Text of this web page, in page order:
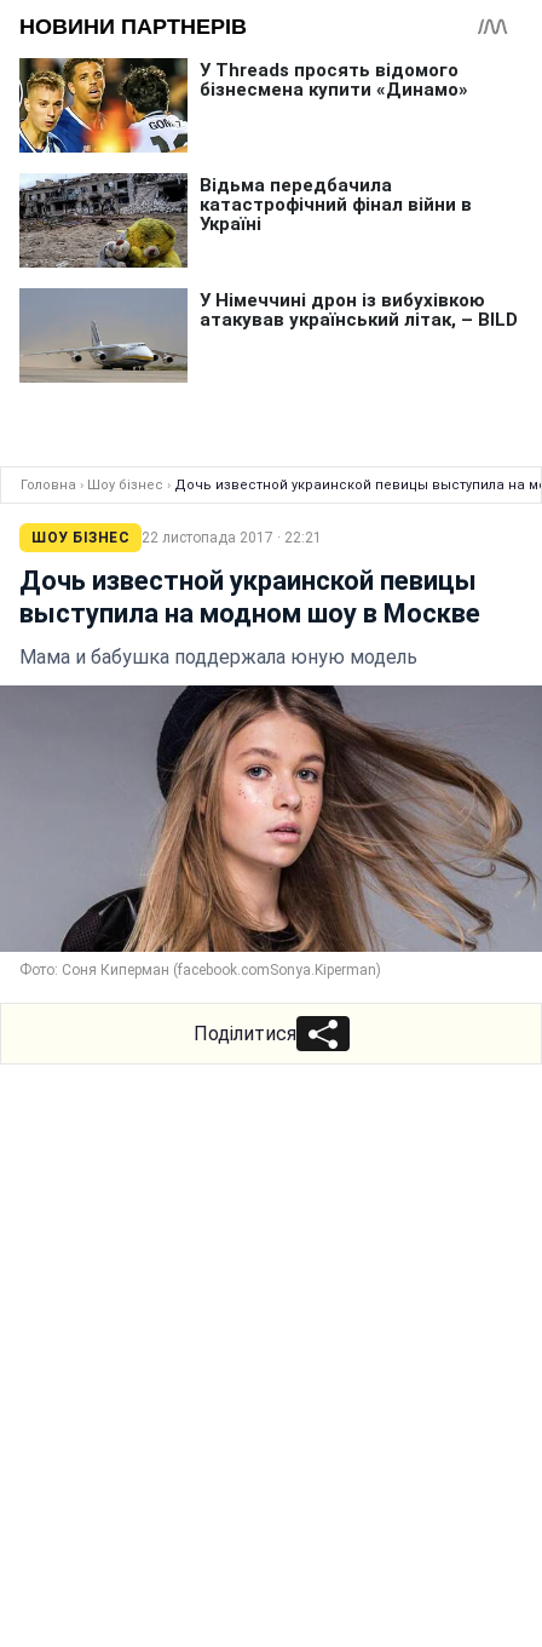
Головна › Шоу бізнес › Дочь известной украинской певицы выступила на
ШОУ БІЗНЕС 22 листопада 2017 · 22:21
Дочь известной украинской певицы
выступила на модном шоу в Москве
Мама и бабушка поддержала юную модель
Фото: Соня Киперман (facebook.comSonya.Kiperman)
Поділитися